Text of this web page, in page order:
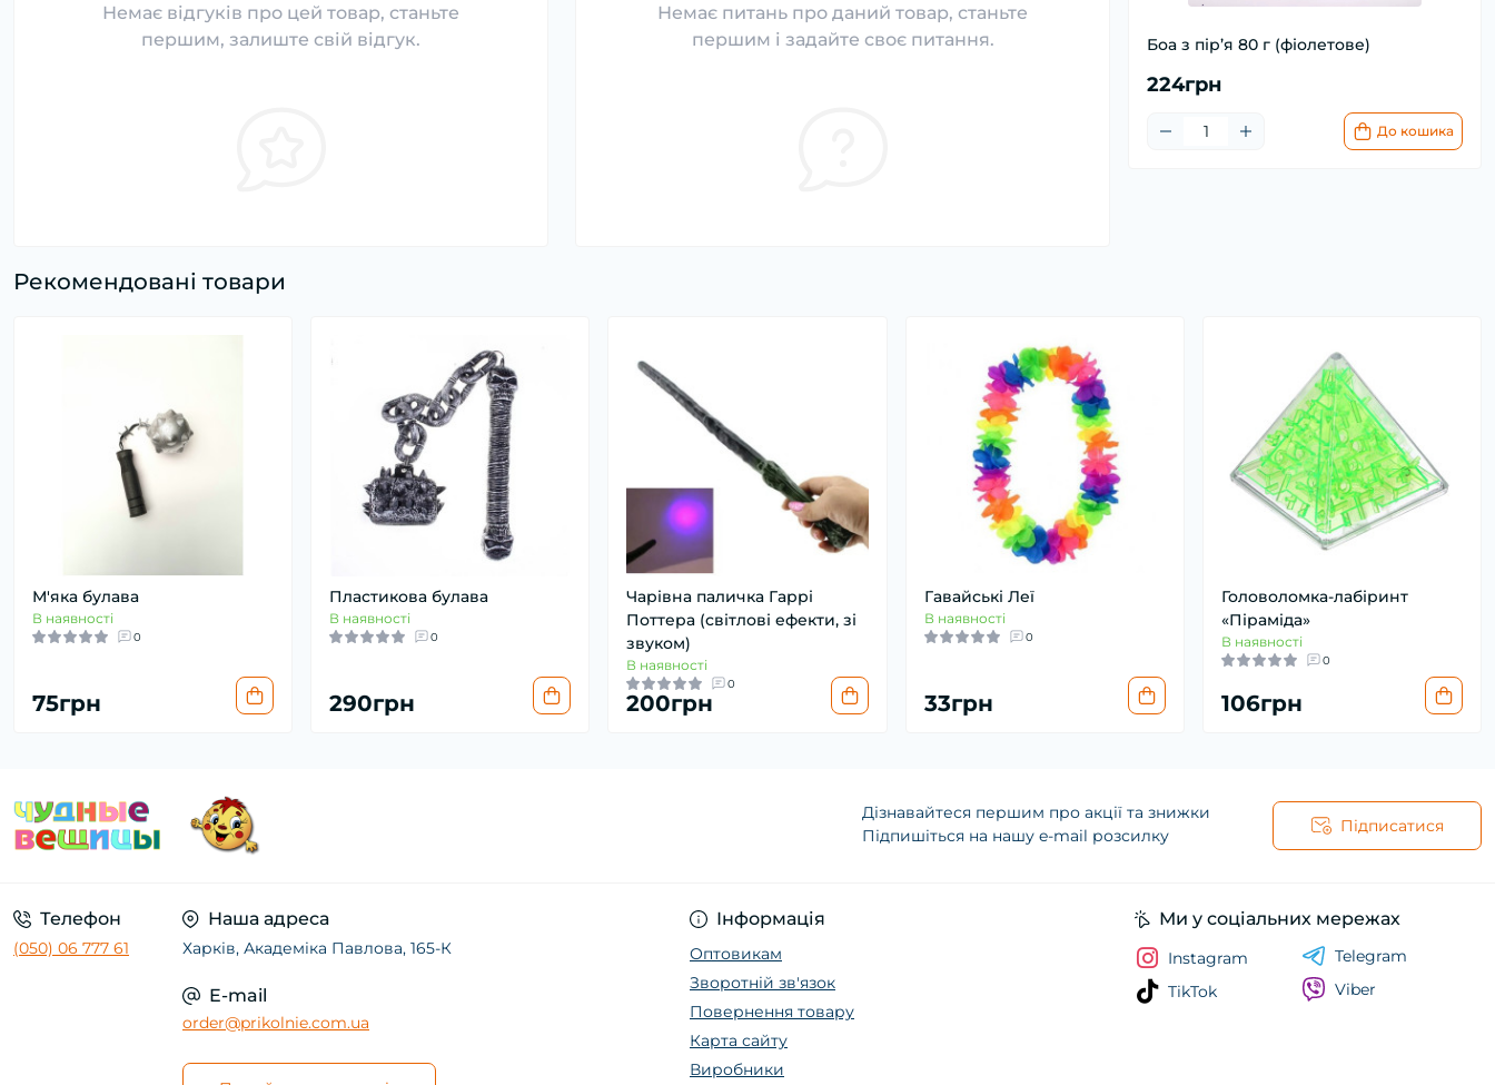
Боа з пір’я 80 г (фіолетове)
224грн
До кошика
Немає відгуків про цей товар, станьте
першим, залиште свій відгук.
Немає питань про даний товар, станьте
першим і задайте своє питання.
Рекомендовані товари
М'яка булава
В наявності
0
75грн
Пластикова булава
В наявності
0
290грн
Чарівна паличка Гаррі
Поттера (світлові ефекти, зі
звуком)
В наявності
0
200грн
Гавайські Леї
В наявності
0
33грн
Головоломка-лабіринт
«Піраміда»
В наявності
0
106грн
Дізнавайтеся першим про акції та знижки
Підпишіться на нашу e-mail розсилку
Підписатися
Телефон
(050) 06 777 61
Наша адреса
Харків, Академіка Павлова, 165-К
E-mail
order@prikolnie.com.ua
Інформація
Оптовикам
Зворотній зв'язок
Повернення товару
Карта сайту
Виробники
Ми у соціальних мережах
Instagram
TikTok
Telegram
Viber